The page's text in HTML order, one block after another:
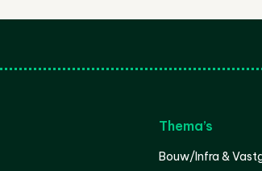
Thema’s
Bouw/Infra &